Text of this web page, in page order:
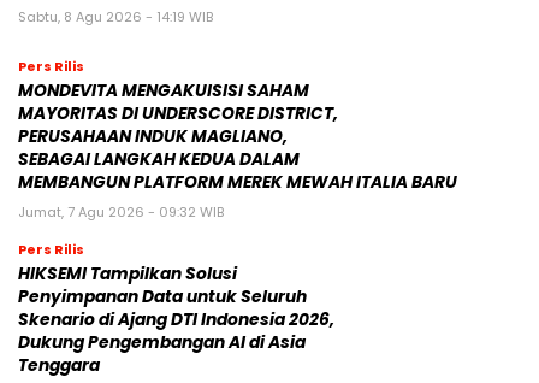
Sabtu, 8 Agu 2026 - 14:19 WIB
Pers Rilis
MONDEVITA MENGAKUISISI SAHAM
MAYORITAS DI UNDERSCORE DISTRICT,
PERUSAHAAN INDUK MAGLIANO,
SEBAGAI LANGKAH KEDUA DALAM
MEMBANGUN PLATFORM MEREK MEWAH ITALIA BARU
Jumat, 7 Agu 2026 - 09:32 WIB
Pers Rilis
HIKSEMI Tampilkan Solusi
Penyimpanan Data untuk Seluruh
Skenario di Ajang DTI Indonesia 2026,
Dukung Pengembangan AI di Asia
Tenggara